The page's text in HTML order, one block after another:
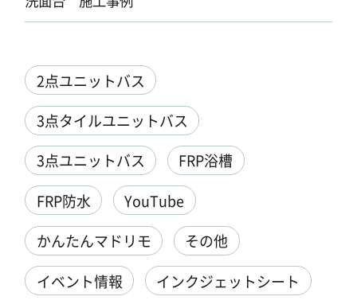
2点ユニットバス
3点タイルユニットバス
3点ユニットバス
FRP浴槽
FRP防水
YouTube
かんたんマドリモ
その他
イベント情報
インクジェットシート